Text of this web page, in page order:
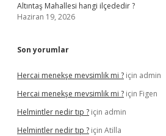
Altıntaş Mahallesi hangi ilçededir ?
Haziran 19, 2026
Son yorumlar
Hercai menekşe mevsimlik mi ? için admin
Hercai menekşe mevsimlik mi ? için Figen
Helmintler nedir tıp ? için admin
Helmintler nedir tıp ? için Atilla